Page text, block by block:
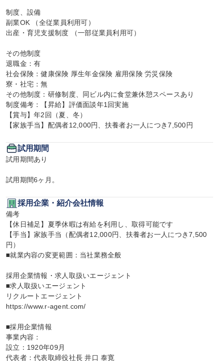
制度、設備
副業OK （全従業員利用可）
出産・育児支援制度 （一部従業員利用可）
その他制度
退職金：有
社会保険：健康保険 厚生年金保険 雇用保険 労災保険
寮・社宅：無
その他制度：研修制度、同ビル内に食堂兼休憩スペースあり
制度備考：【昇給】評価面談年1回実施
【賞与】年2回（夏、冬）
【家族手当】配偶者12,000円、扶養者お一人につき7,500円
試用期間
試用期間あり
試用期間6ヶ月。
採用企業・紹介会社情報
備考
【休日補足】夏季休暇は有給を利用し、取得可能です
【手当】家族手当（配偶者12,000円、扶養者お一人につき7,500
円）
■就業内容の変更範囲：当社業務全般
採用企業情報・求人取扱いエージェント
■求人取扱いエージェント
リクルートエージェント
https://www.r-agent.com/
■採用企業情報
事業内容：
設立：1920年09月
代表者：代表取締役社長 井口 泰寛